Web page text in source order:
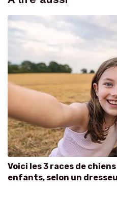
Voici les 3 races de
enfants, selon un